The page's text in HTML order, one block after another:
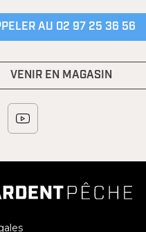
AU 02 97 25 36 56
VENIR EN MAGASIN